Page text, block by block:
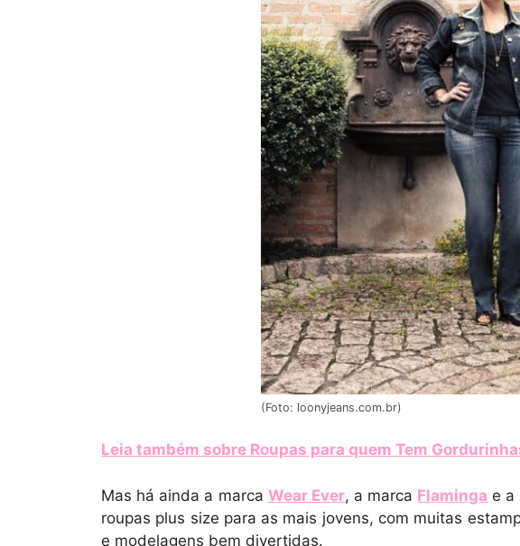
(Foto: loonyjeans.com.br)
Leia também sobre Roupas para quem Tem
Mas há ainda a marca Wear Ever, a marca Flaminga e a
roupas plus size para as mais jovens, com muitas
e modelagens bem divertidas.